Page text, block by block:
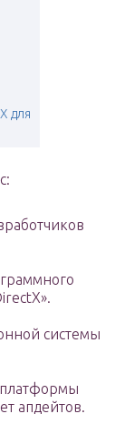
для
системы
апдейтов.